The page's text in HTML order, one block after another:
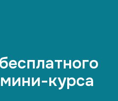
курса